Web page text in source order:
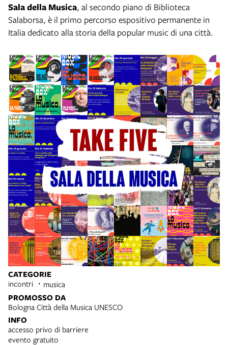
CATEGORIE
incontri musica
PROMOSSO DA
Bologna Città della Musica UNESCO
INFO
accesso privo di barriere
evento gratuito
Sala della Musica, al secondo piano di Biblioteca
Salaborsa, è il primo percorso espositivo permanente in
Italia dedicato alla storia della popular music di una città.